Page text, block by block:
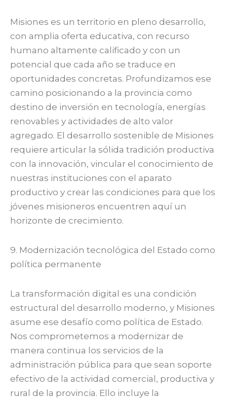
Misiones es un territorio en pleno desarrollo,
con amplia oferta educativa, con recurso
humano altamente calificado y con un
potencial que cada año se traduce en
oportunidades concretas. Profundizamos ese
camino posicionando a la provincia como
destino de inversión en tecnología, energías
renovables y actividades de alto valor
agregado. El desarrollo sostenible de Misiones
requiere articular la sólida tradición productiva
con la innovación, vincular el conocimiento de
nuestras instituciones con el aparato
productivo y crear las condiciones para que los
jóvenes misioneros encuentren aquí un
horizonte de crecimiento.
9. Modernización tecnológica del Estado como
política permanente
La transformación digital es una condición
estructural del desarrollo moderno, y Misiones
asume ese desafío como política de Estado.
Nos comprometemos a modernizar de
manera continua los servicios de la
administración pública para que sean soporte
efectivo de la actividad comercial, productiva y
rural de la provincia. Ello incluye la